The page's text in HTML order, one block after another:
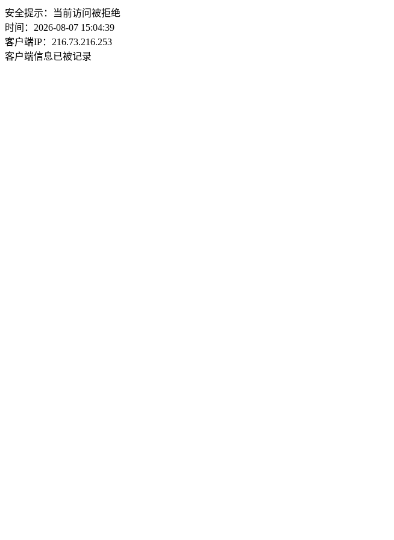
安全提示：当前访问被拒绝
时间：2026-08-07 15:04:39
客户端IP：216.73.216.253
客户端信息已被记录